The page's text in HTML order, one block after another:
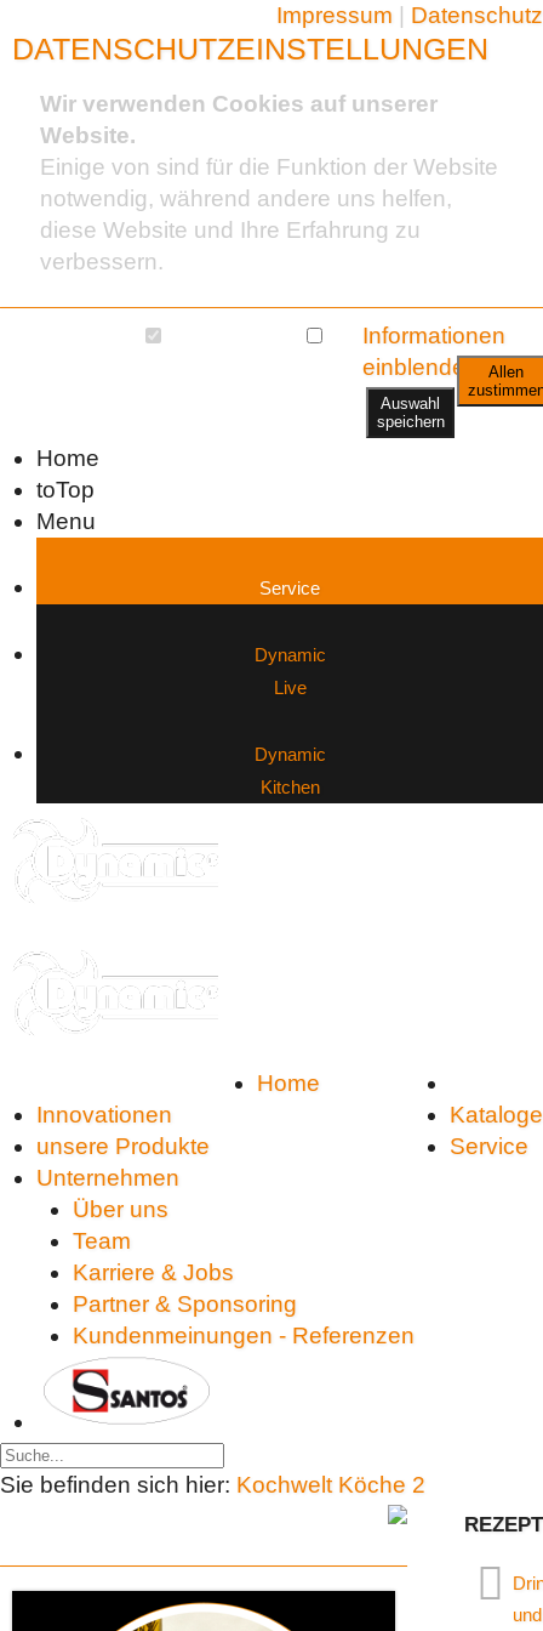
Impressum Datenschutz
DATENSCHUTZEINSTELLUNGEN
Wir verwenden Cookies auf unserer
Website.
Einige von sind für die Funktion der Website
notwendig, während andere uns helfen,
diese Website und Ihre Erfahrung zu
verbessern.
Informationen
einblenden
Auswahl
speichern
Allen
Home
toTop
Menu
Service
Dynamic
Live
Dynamic
Kitchen
Service: 07851/886 45-0
Kataloge
Service
Home
Innovationen
unsere Produkte
Unternehmen
Über uns
Team
Karriere & Jobs
Partner & Sponsoring
Kundenmeinungen - Referenzen
Sie befinden sich hier: Kochwelt Köche 2
und